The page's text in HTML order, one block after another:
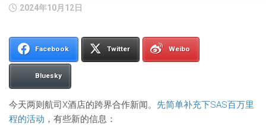
2024年10月12日
Facebook Twitter Weibo
Bluesky
今天两则航司X酒店的跨界合作新闻。 先简单补充下SAS百万里
程的活动 ，有些新的信息：